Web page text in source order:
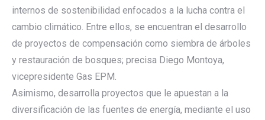
internos de sostenibilidad enfocados a la lucha contra el
cambio climático. Entre ellos, se encuentran el desarrollo
de proyectos de compensación como siembra de árboles
y restauración de bosques; precisa Diego Montoya,
vicepresidente Gas EPM.
Asimismo, desarrolla proyectos que le apuestan a la
diversificación de las fuentes de energía, mediante el uso